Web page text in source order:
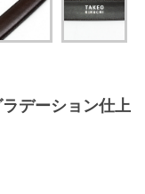
デーション仕上